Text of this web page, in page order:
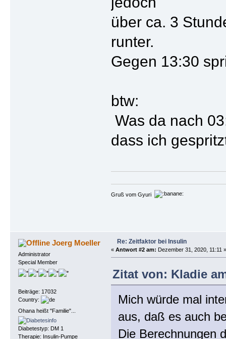
über ca. 3
runter.
Gegen 13:30
btw:
Was da nach
dass ich
Gruß vom Gyuri
Joerg Moeller
Administrator
Special Member
Beiträge: 17032
Country:
Ohana heißt "Familie"...
Diabetestyp: DM 1
Therapie: Insulin-Pumpe
Re: Zeitfaktor bei Insulin
« Antwort #2 am: Dezember 31, 2020, 11:11 »
Zitat von: Kladie
Mich würde mal
aus, daß es auch
Die Berechnungen